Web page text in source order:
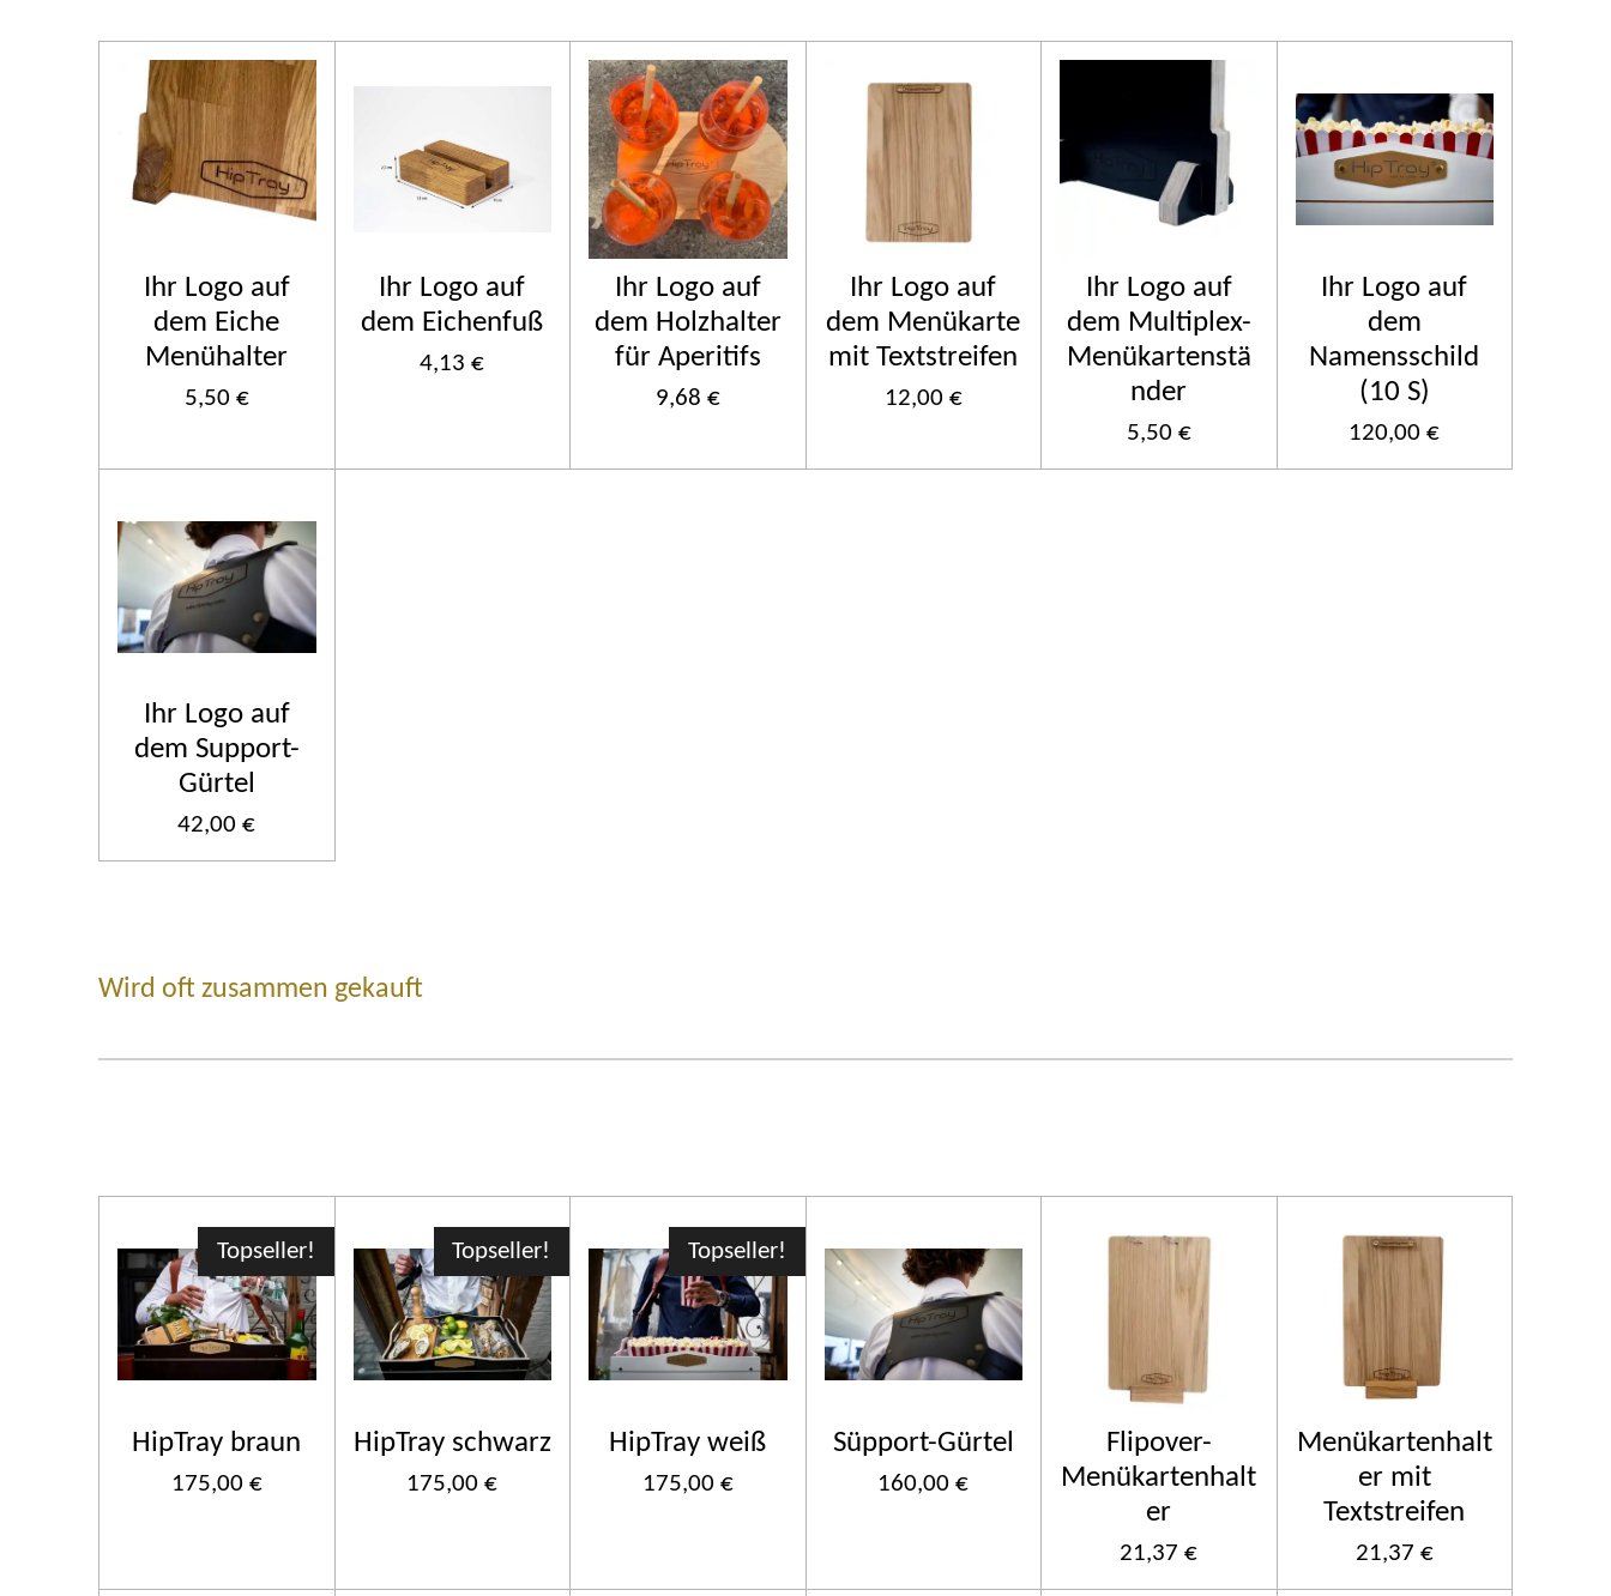
Ihr Logo auf
dem Eiche
Menühalter
5,50 €
Ihr Logo auf
dem Eichenfuß
4,13 €
Ihr Logo auf
dem Holzhalter
für Aperitifs
9,68 €
Ihr Logo auf
dem Menükarte
mit Textstreifen
12,00 €
Ihr Logo auf
dem Multiplex-
Menükartenstä
nder
5,50 €
Ihr Logo auf
dem
Namensschild
(10 S)
120,00 €
Ihr Logo auf
dem Support-
Gürtel
42,00 €
Wird oft zusammen gekauft
Topseller!
HipTray braun
175,00 €
Topseller!
HipTray schwarz
175,00 €
Topseller!
HipTray weiß
175,00 €
Süpport-Gürtel
160,00 €
Flipover-
Menükartenhalt
er
21,37 €
Menükartenhalt
er mit
Textstreifen
21,37 €